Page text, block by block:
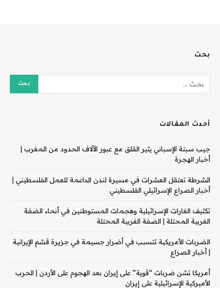
بحث
أحدث المقالات
جيب سبتة الإسباني يثير القلق مع عبور الآلاف الحدود من المغرب |
أخبار الهجرة
الشرطة تعتقل العشرات في مسيرة لندن الداعمة للعمل الفلسطيني |
أخبار الصراع الإسرائيلي الفلسطيني
تكثيف الغارات الإسرائيلية وهجمات المستوطنين في أنحاء الضفة
الغربية المحتلة | الضفة الغربية المحتلة
الضربات الأمريكية تتسبب في أضرار جسيمة في جزيرة قشم الإيرانية
| أخبار الصراع
أمريكا تشن ضربات “قوية” على إيران بعد الهجوم على الأردن | الحرب
الأميركية الإسرائيلية على إيران